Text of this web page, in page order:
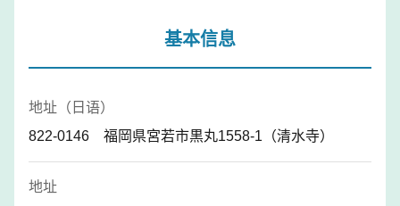
基本信息
地址（日语）
822-0146 福岡県宮若市黒丸1558-1（清水寺）
地址